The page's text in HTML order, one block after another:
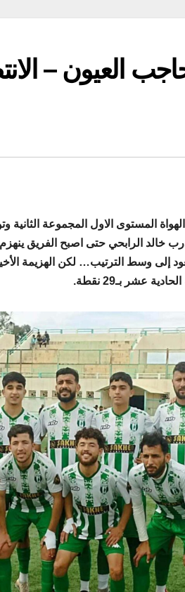
العيون –
المستوى الاول المجموعة الثانية
خالد الرابحي حتى اصبح الفريق
عشر بـ29 نقطة.